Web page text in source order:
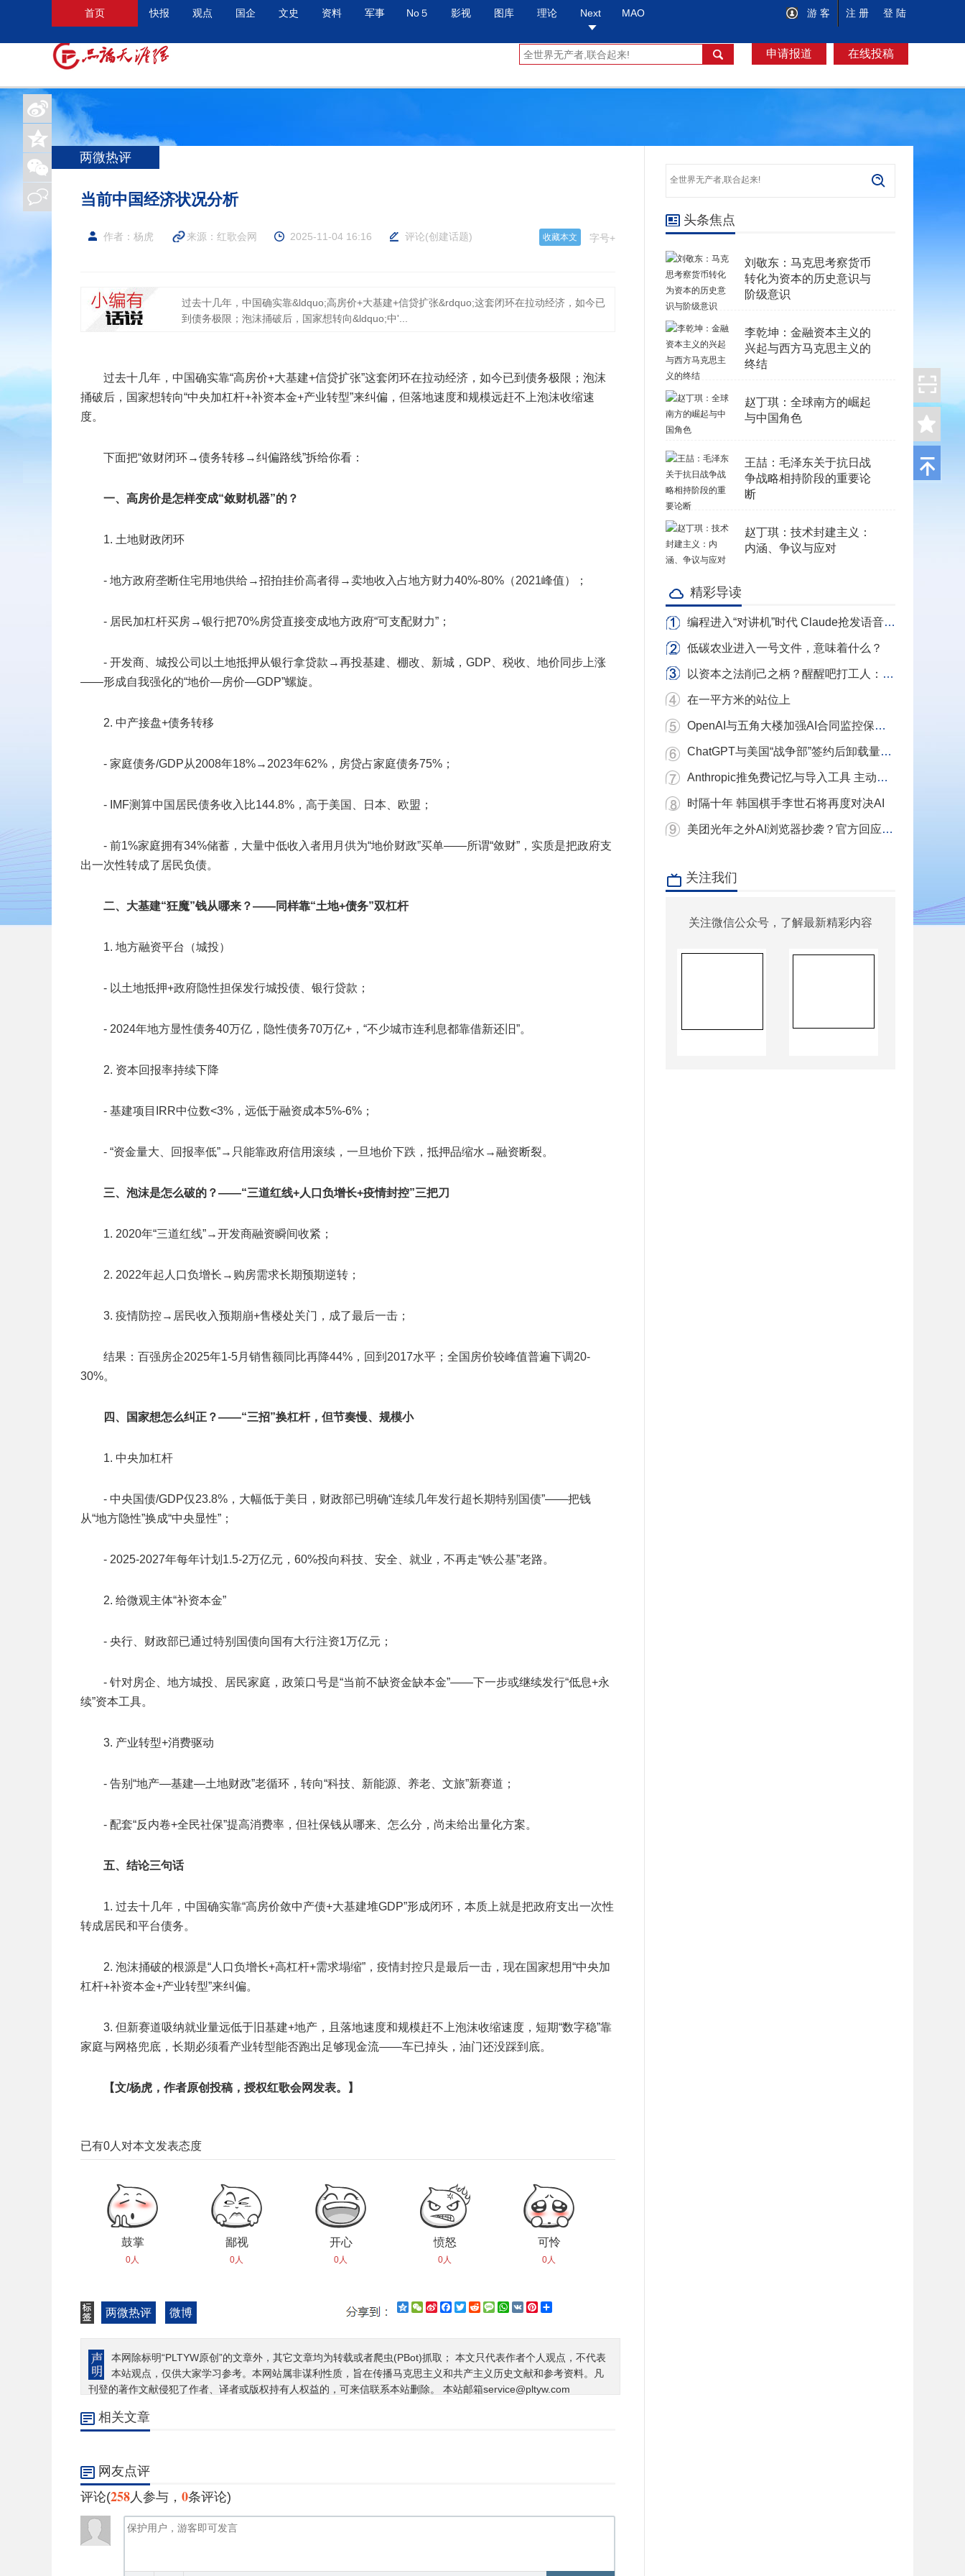
首页 快报 观点 国企 文史 资料 军事 No５ 影视 图库 理论 Next MAO 游 客 注 册 登 陆
申请报道 在线投稿
两微热评
当前中国经济状况分析
字号+
作者：杨虎 来源： 红歌会网 2025-11-04 16:16 评论(创建话题) 收藏本文
过去十几年，中国确实靠&ldquo;高房价+大基建+信贷扩张&rdquo;这套闭环在拉动经济，如今已
到债务极限；泡沫捅破后，国家想转向&ldquo;中'...
过去十几年，中国确实靠“高房价+大基建+信贷扩张”这套闭环在拉动经济，如今已到债务极限；泡沫
捅破后，国家想转向“中央加杠杆+补资本金+产业转型”来纠偏，但落地速度和规模远赶不上泡沫收缩速
度。
下面把“敛财闭环→债务转移→纠偏路线”拆给你看：
一、高房价是怎样变成“敛财机器”的？
1. 土地财政闭环
- 地方政府垄断住宅用地供给→招拍挂价高者得→卖地收入占地方财力40%-80%（2021峰值）；
- 居民加杠杆买房→银行把70%房贷直接变成地方政府“可支配财力”；
- 开发商、城投公司以土地抵押从银行拿贷款→再投基建、棚改、新城，GDP、税收、地价同步上涨
——形成自我强化的“地价—房价—GDP”螺旋。
2. 中产接盘+债务转移
- 家庭债务/GDP从2008年18%→2023年62%，房贷占家庭债务75%；
- IMF测算中国居民债务收入比144.8%，高于美国、日本、欧盟；
- 前1%家庭拥有34%储蓄，大量中低收入者用月供为“地价财政”买单——所谓“敛财”，实质是把政府支
出一次性转成了居民负债。
二、大基建“狂魔”钱从哪来？——同样靠“土地+债务”双杠杆
1. 地方融资平台（城投）
- 以土地抵押+政府隐性担保发行城投债、银行贷款；
- 2024年地方显性债务40万亿，隐性债务70万亿+，“不少城市连利息都靠借新还旧”。
2. 资本回报率持续下降
- 基建项目IRR中位数<3%，远低于融资成本5%-6%；
- “资金量大、回报率低”→只能靠政府信用滚续，一旦地价下跌，抵押品缩水→融资断裂。
三、泡沫是怎么破的？——“三道红线+人口负增长+疫情封控”三把刀
1. 2020年“三道红线”→开发商融资瞬间收紧；
2. 2022年起人口负增长→购房需求长期预期逆转；
3. 疫情防控→居民收入预期崩+售楼处关门，成了最后一击；
结果：百强房企2025年1-5月销售额同比再降44%，回到2017水平；全国房价较峰值普遍下调20-
30%。
四、国家想怎么纠正？——“三招”换杠杆，但节奏慢、规模小
1. 中央加杠杆
- 中央国债/GDP仅23.8%，大幅低于美日，财政部已明确“连续几年发行超长期特别国债”——把钱
从“地方隐性”换成“中央显性”；
- 2025-2027年每年计划1.5-2万亿元，60%投向科技、安全、就业，不再走“铁公基”老路。
2. 给微观主体“补资本金”
- 央行、财政部已通过特别国债向国有大行注资1万亿元；
- 针对房企、地方城投、居民家庭，政策口号是“当前不缺资金缺本金”——下一步或继续发行“低息+永
续”资本工具。
3. 产业转型+消费驱动
- 告别“地产—基建—土地财政”老循环，转向“科技、新能源、养老、文旅”新赛道；
- 配套“反内卷+全民社保”提高消费率，但社保钱从哪来、怎么分，尚未给出量化方案。
五、结论三句话
1. 过去十几年，中国确实靠“高房价敛中产债+大基建堆GDP”形成闭环，本质上就是把政府支出一次性
转成居民和平台债务。
2. 泡沫捅破的根源是“人口负增长+高杠杆+需求塌缩”，疫情封控只是最后一击，现在国家想用“中央加
杠杆+补资本金+产业转型”来纠偏。
3. 但新赛道吸纳就业量远低于旧基建+地产，且落地速度和规模赶不上泡沫收缩速度，短期“数字稳”靠
家庭与网格兜底，长期必须看产业转型能否跑出足够现金流——车已掉头，油门还没踩到底。
【文/杨虎，作者原创投稿，授权红歌会网发表。】
已有0 人对本文发表态度
鼓掌
0人
鄙视
0人
开心
0人
愤怒
0人
可怜
0人
两微热评 微博 QzoneWeChat
Sina Facebook
TwitterRedditMessageWhatsApp
VK Pinterest
本网除标明“PLTYW原创”的文章外，其它文章均为转载或者爬虫(PBot)抓取； 本文只代表作者个人观点，不代表
本站观点，仅供大家学习参考。本网站属非谋利性质，旨在传播马克思主义和共产主义历史文献和参考资料。凡
刊登的著作文献侵犯了作者、译者或版权持有人权益的，可来信联系本站删除。 本站邮箱service@pltyw.com
相关文章
网友点评
评论(258人参与， 0条评论)
头条焦点
刘敬东：马克思考察货币
转化为资本的历史意识与
阶级意识
李乾坤：金融资本主义的
兴起与西方马克思主义的
终结
赵丁琪：全球南方的崛起
与中国角色
王喆：毛泽东关于抗日战
争战略相持阶段的重要论
断
赵丁琪：技术封建主义：
内涵、争议与应对
精彩导读
编程进入“对讲机”时代 Claude抢发语音写代码 转录Token全免费
低碳农业进入一号文件，意味着什么？
以资本之法削己之柄？醒醒吧打工人：别用镣铐当武器，我们要的是砸碎镣铐的铁锤！
在一平方米的站位上
OpenAI与五角大楼加强AI合同监控保护条款
ChatGPT与美国“战争部”签约后卸载量单日激增近三倍 Claude下载量飙升
Anthropic推免费记忆与导入工具 主动挖角ChatGPT用户
时隔十年 韩国棋手李世石将再度对决AI
美团光年之外AI浏览器抄袭？官方回应：充分尊重和理解原作者 已移除相关项目
关注我们
关注微信公众号，了解最新精彩内容
添加收藏